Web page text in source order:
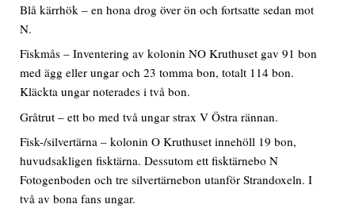
Blå kärrhök – en hona drog över ön och fortsatte sedan mot
N.
Fiskmås – Inventering av kolonin NO Kruthuset gav 91 bon
med ägg eller ungar och 23 tomma bon, totalt 114 bon.
Kläckta ungar noterades i två bon.
Gråtrut – ett bo med två ungar strax V Östra rännan.
Fisk-/silvertärna – kolonin O Kruthuset innehöll 19 bon,
huvudsakligen fisktärna. Dessutom ett fisktärnebo N
Fotogenboden och tre silvertärnebon utanför Strandoxeln. I
två av bona fans ungar.